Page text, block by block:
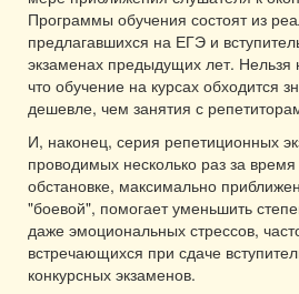
Программы обучения состоят из
предлагавшихся на ЕГЭ и
экзаменах предыдущих лет. Нельзя
что обучение на курсах обходится
дешевле, чем занятия с
И, наконец, серия репетиционных
проводимых несколько раз за
обстановке, максимально
"боевой", помогает уменьшить
даже эмоциональных стрессов,
встречающихся при сдаче
конкурсных экзаменов.